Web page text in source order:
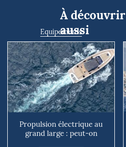
À découvrir
aussi
Equipements
Propulsion électrique au
grand large : peut-on